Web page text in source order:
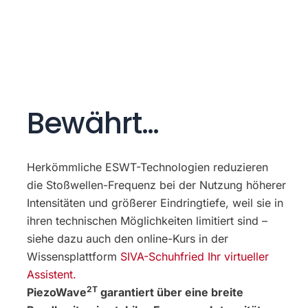
Bewährt…
Herkömmliche ESWT-Technologien reduzieren
die Stoßwellen-Frequenz bei der Nutzung höherer
Intensitäten und größerer Eindringtiefe, weil sie in
ihren technischen Möglichkeiten limitiert sind –
siehe dazu auch den online-Kurs in der
Wissensplattform SIVA-Schuhfried Ihr virtueller
Assistent.
PiezoWave2T garantiert über eine breite